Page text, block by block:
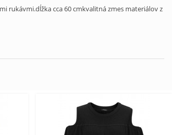
rukávmi.dĺžka cca 60 cmkvalitná zmes materiálov z